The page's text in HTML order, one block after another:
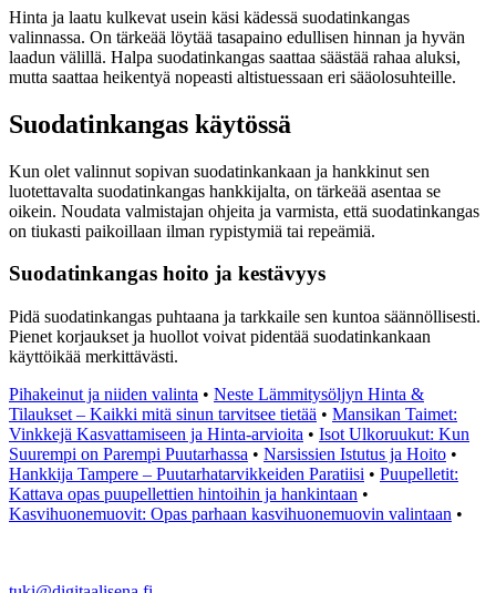
Hinta ja laatu kulkevat usein käsi kädessä suodatinkangas
valinnassa. On tärkeää löytää tasapaino edullisen hinnan ja hyvän
laadun välillä. Halpa suodatinkangas saattaa säästää rahaa aluksi,
mutta saattaa heikentyä nopeasti altistuessaan eri sääolosuhteille.
Suodatinkangas käytössä
Kun olet valinnut sopivan suodatinkankaan ja hankkinut sen
luotettavalta suodatinkangas hankkijalta, on tärkeää asentaa se
oikein. Noudata valmistajan ohjeita ja varmista, että suodatinkangas
on tiukasti paikoillaan ilman rypistymiä tai repeämiä.
Suodatinkangas hoito ja kestävyys
Pidä suodatinkangas puhtaana ja tarkkaile sen kuntoa säännöllisesti.
Pienet korjaukset ja huollot voivat pidentää suodatinkankaan
käyttöikää merkittävästi.
Pihakeinut ja niiden valinta • Neste Lämmitysöljyn Hinta &
Tilaukset – Kaikki mitä sinun tarvitsee tietää • Mansikan Taimet:
Vinkkejä Kasvattamiseen ja Hinta-arvioita • Isot Ulkoruukut: Kun
Suurempi on Parempi Puutarhassa • Narsissien Istutus ja Hoito •
Hankkija Tampere – Puutarhatarvikkeiden Paratiisi • Puupelletit:
Kattava opas puupellettien hintoihin ja hankintaan •
Kasvihuonemuovit: Opas parhaan kasvihuonemuovin valintaan •